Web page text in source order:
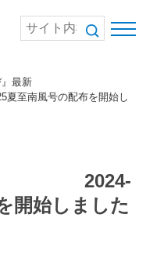
』最新
の配布を開始し
開始しました